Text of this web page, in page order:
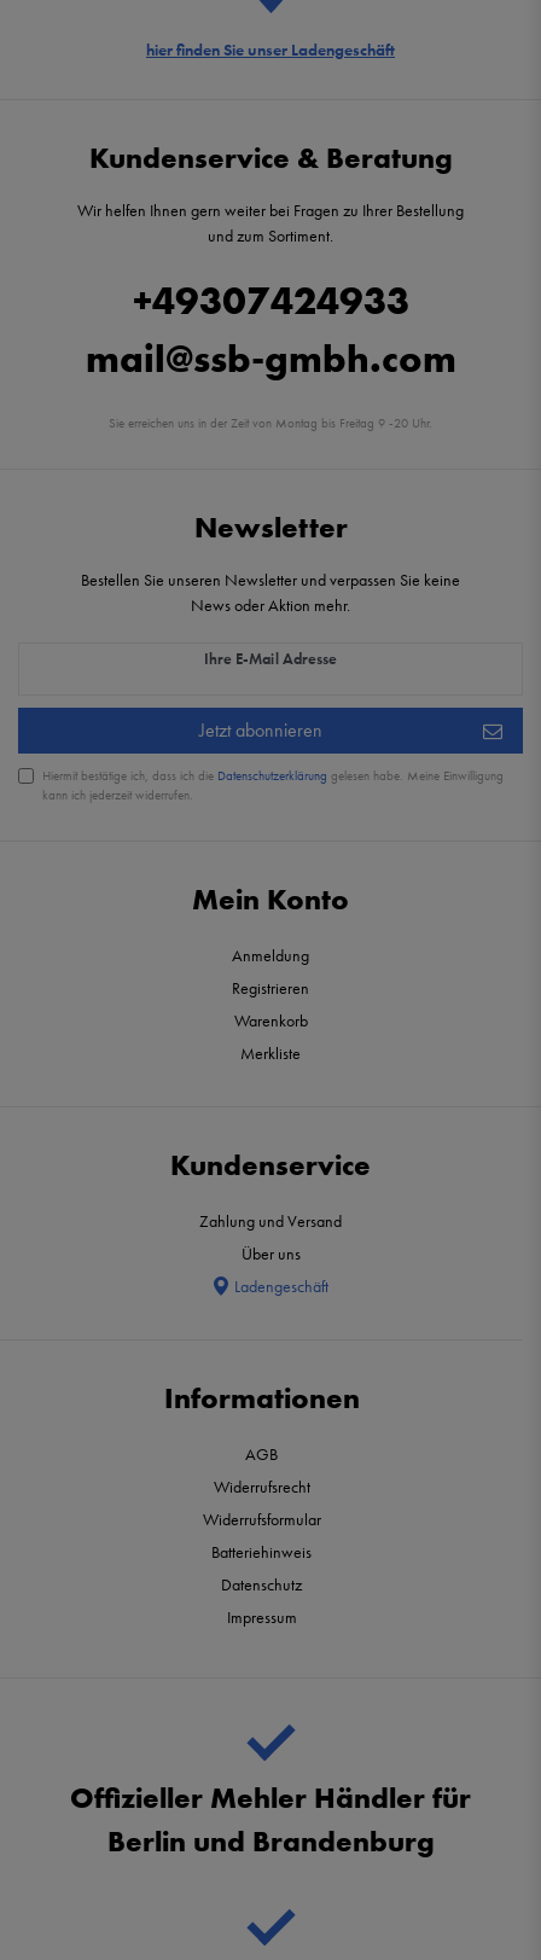
hier finden Sie unser Ladengeschäft
Kundenservice & Beratung
Wir helfen Ihnen gern weiter bei Fragen zu Ihrer Bestellung
und zum Sortiment.
+49307424933
mail@ssb-gmbh.com
Sie erreichen uns in der Zeit von Montag bis Freitag 9 -20 Uhr.
Mein Konto
Anmeldung
Registrieren
Warenkorb
Merkliste
Kundenservice
Zahlung und Versand
Über uns
Ladengeschäft
Informationen
AGB
Widerrufsrecht
Widerrufsformular
Batteriehinweis
Datenschutz
Impressum
Newsletter
Bestellen Sie unseren Newsletter und verpassen Sie keine
News oder Aktion mehr.
Ihre E-Mail Adresse
Newsletter Honig
Jetzt abonnieren
Hiermit bestätige ich, dass ich die Daten­schutz­erklärung gelesen habe. Meine Einwilligung
kann ich jederzeit widerrufen.
Offizieller Mehler Händler für
Berlin und Brandenburg